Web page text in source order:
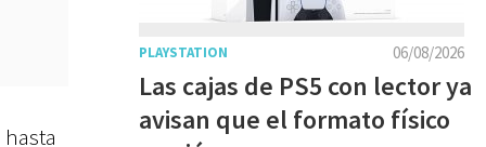
06/08/2026
PLAYSTATION
Las cajas de PS5 con lector ya
avisan que el formato físico